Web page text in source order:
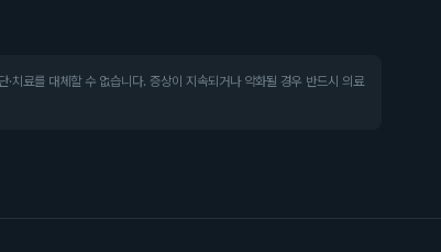
치료를 대체할 수 없습니다. 증상이 지속되거나 악화될 경우 반드시 의료